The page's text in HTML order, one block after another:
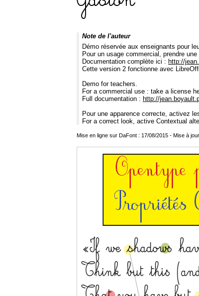
Note de l'auteur
Démo réservée aux enseignants pour
Pour un usage commercial, prendre
Documentation complète ici : http://
Cette version 2 fonctionne avec
Demo for teachers.
For a commercial use : take a license
Full documentation : http://
Pour une apparence correcte, activez
For a correct look, active Contextual
Mise en ligne sur DaFont : 17/08/2015 - Mise à